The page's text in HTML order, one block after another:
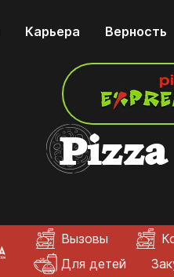
Карьера Верность
Вызовы
Для детей